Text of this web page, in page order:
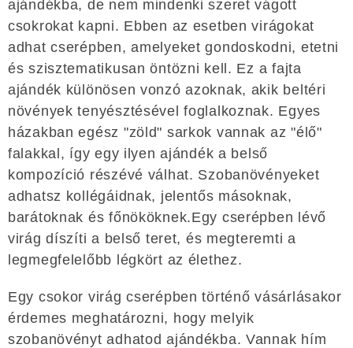
ajándékba, de nem mindenki szeret vágott
csokrokat kapni. Ebben az esetben virágokat
adhat cserépben, amelyeket gondoskodni, etetni
és szisztematikusan öntözni kell. Ez a fajta
ajándék különösen vonzó azoknak, akik beltéri
növények tenyésztésével foglalkoznak. Egyes
házakban egész "zöld" sarkok vannak az "élő"
falakkal, így egy ilyen ajándék a belső
kompozíció részévé válhat. Szobanövényeket
adhatsz kollégáidnak, jelentős másoknak,
barátoknak és főnököknek.Egy cserépben lévő
virág díszíti a belső teret, és megteremti a
legmegfelelőbb légkört az élethez.
Egy csokor virág cserépben történő vásárlásakor
érdemes meghatározni, hogy melyik
szobanövényt adhatod ajándékba. Vannak hím